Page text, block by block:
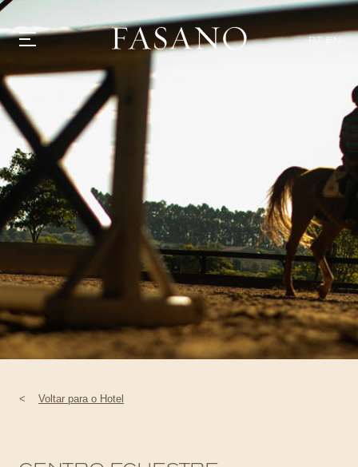
PT EN
GASTRONOMIA
HOTÉIS
EXPERIENCIAS
EVENTOS
VILLAS
TIENDA | SELEZIONE
DESCUBRIR
WHAT'S COOKING
CORRIERE
SOSTENIBILIDAD
CONTACTO
< Voltar para o Hotel